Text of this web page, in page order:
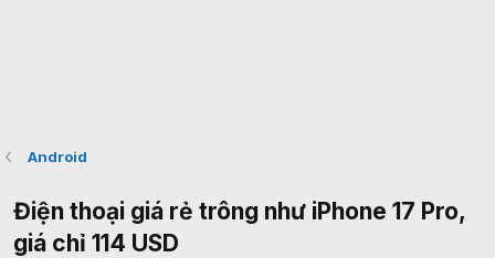
Android
Điện thoại giá rẻ trông như iPhone 17 Pro,
giá chỉ 114 USD